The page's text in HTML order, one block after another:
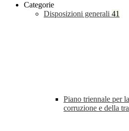
Categorie
Disposizioni generali 41
Piano triennale per
corruzione e della